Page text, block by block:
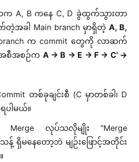
က A, B ကနေ C, D ခွဲထွက်သွားတာ
တဲ့အခါ Main branch မှာရှိတဲ့ A, B,
branch က commit တွေကို လာဆက်
အစီအစဉ်က A -> B -> E -> F -> C' ->
တစ်ခုချင်းစီ (C မှာတစ်ခါ၊ D
ပါမယ်။
Merge လုပ်သလိုမျိုး "Merge
န့် ရှိမနေတော့ဘဲ မျဉ်းဖြောင့်အတိုင်း